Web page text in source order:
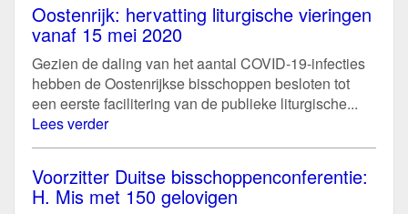
Oostenrijk: hervatting liturgische vieringen
vanaf 15 mei 2020
Gezien de daling van het aantal COVID-19-infecties
hebben de Oostenrijkse bisschoppen besloten tot
een eerste facilitering van de publieke liturgische...
Lees verder
Voorzitter Duitse bisschoppenconferentie:
H. Mis met 150 gelovigen